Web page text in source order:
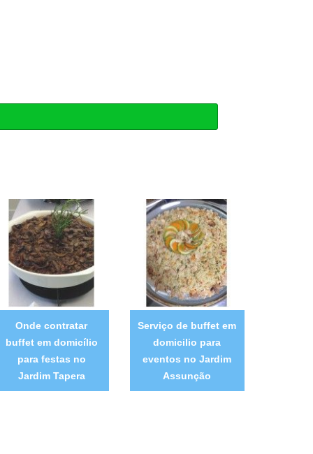
Onde contratar
buffet em domicílio
para festas no
Jardim Tapera
Serviço de buffet em
domicilio para
eventos no Jardim
Assunção